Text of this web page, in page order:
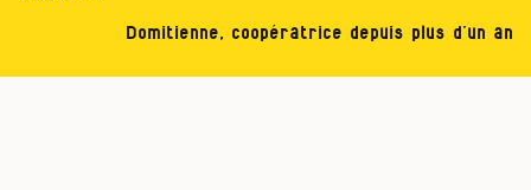
Domitienne, coopératrice depuis plus d’un an